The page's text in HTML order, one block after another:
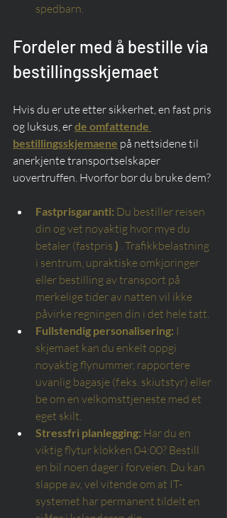
spedbarn.
Fordeler med å bestille via
bestillingsskjemaet
Hvis du er ute etter sikkerhet, en fast pris
og luksus, er de omfattende
bestillingsskjemaene på nettsidene til
anerkjente transportselskaper
uovertruffen. Hvorfor bør du bruke dem?
Fastprisgaranti: Du bestiller reisen
din og vet nøyaktig hvor mye du
betaler (fastpris ) . Trafikkbelastning
i sentrum, upraktiske omkjøringer
eller bestilling av transport på
merkelige tider av natten vil ikke
påvirke regningen din i det hele tatt.
Fullstendig personalisering: I
skjemaet kan du enkelt oppgi
nøyaktig flynummer, rapportere
uvanlig bagasje (f.eks. skiutstyr) eller
be om en velkomsttjeneste med et
eget skilt.
Stressfri planlegging: Har du en
viktig flytur klokken 04:00? Bestill
en bil noen dager i forveien. Du kan
slappe av, vel vitende om at IT-
systemet har permanent tildelt en